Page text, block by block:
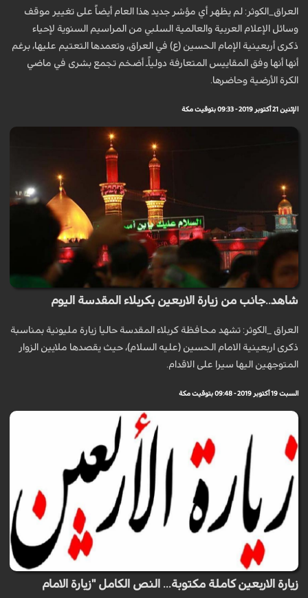
العراق_الكوثر: لم يظهر أي مؤشر جديد هذا العام أيضاً على تغيير موقف
وسائل الإعلام العربية والعالمية السلبي من المراسيم السنوية لإحياء
ذكرى أربعينية الإمام الحسين (ع) في العراق، وتعمدها التعتيم عليها، برغم
أنها أنها وفق المقاييس المتعارفة دولياًـ أضخم تجمع بشرى في ماضي
الكرة الأرضية وحاضرها.
الإثنين 21 أكتوبر 2019 - 09:33 بتوقيت مكة
شاهد..جانب من زيارة الاربعين بكربلاء المقدسة اليوم
العراق _الكوثر: تشهد محافظة كربلاء المقدسة حاليا زيارة مليونية بمناسبة
ذكرى اربعينية الامام الحسين (عليه السلام)، حيث يقصدها ملايين الزوار
المتوجهين اليها سيرا على الاقدام.
السبت 19 أكتوبر 2019 - 09:48 بتوقيت مكة
زيارة الاربعين كاملة مكتوبة... النص الكامل "زيارة الامام